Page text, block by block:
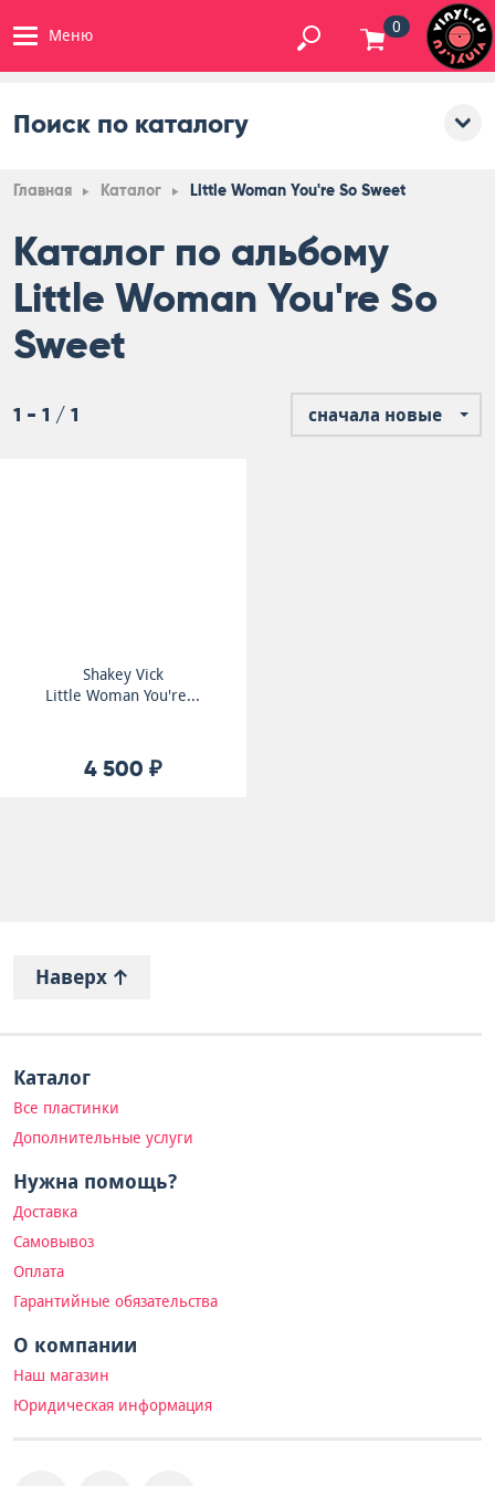
Меню 0
Поиск по каталогу
Главная Каталог Little Woman You're So Sweet
Каталог по альбому
Little Woman You're So
Sweet
1 - 1 / 1 сначала новые
Shakey Vick
Little Woman You're...
4 500 ₽
Наверх
Каталог
Все пластинки
Дополнительные услуги
Нужна помощь?
Доставка
Самовывоз
Оплата
Гарантийные обязательства
О компании
Наш магазин
Юридическая информация